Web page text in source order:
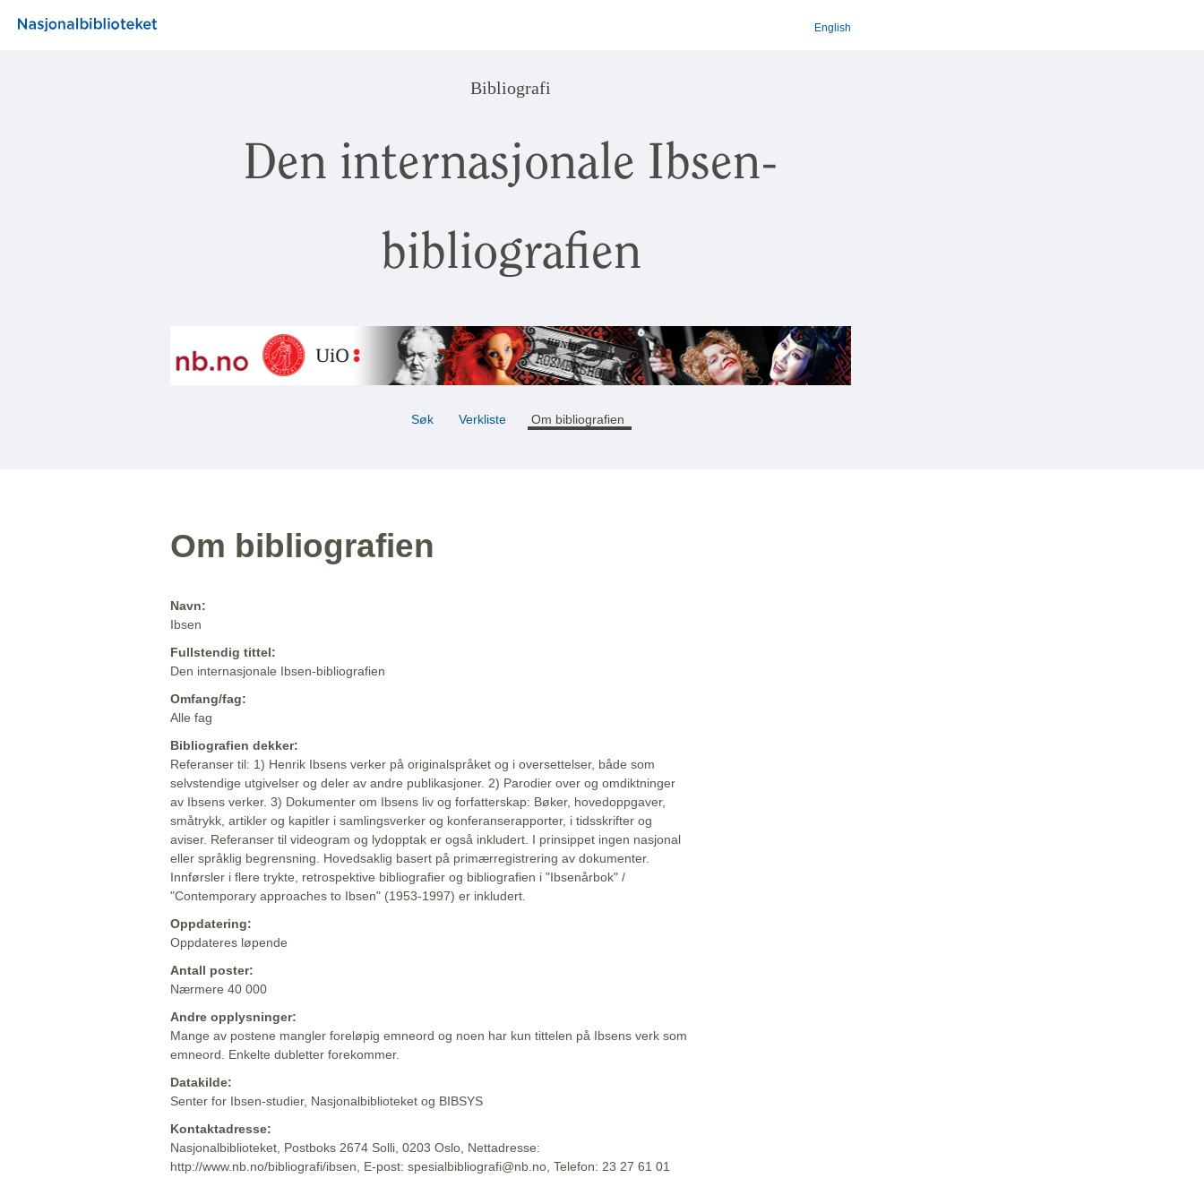
English
Bibliografi
Den internasjonale Ibsen-
bibliografien
Søk Verkliste Om bibliografien
Om bibliografien
Navn:
Ibsen
Fullstendig tittel:
Den internasjonale Ibsen-bibliografien
Omfang/fag:
Alle fag
Bibliografien dekker:
Referanser til: 1) Henrik Ibsens verker på originalspråket og i oversettelser, både som
selvstendige utgivelser og deler av andre publikasjoner. 2) Parodier over og omdiktninger
av Ibsens verker. 3) Dokumenter om Ibsens liv og forfatterskap: Bøker, hovedoppgaver,
småtrykk, artikler og kapitler i samlingsverker og konferanserapporter, i tidsskrifter og
aviser. Referanser til videogram og lydopptak er også inkludert. I prinsippet ingen nasjonal
eller språklig begrensning. Hovedsaklig basert på primærregistrering av dokumenter.
Innførsler i flere trykte, retrospektive bibliografier og bibliografien i "Ibsenårbok" /
"Contemporary approaches to Ibsen" (1953-1997) er inkludert.
Oppdatering:
Oppdateres løpende
Antall poster:
Nærmere 40 000
Andre opplysninger:
Mange av postene mangler foreløpig emneord og noen har kun tittelen på Ibsens verk som
emneord. Enkelte dubletter forekommer.
Datakilde:
Senter for Ibsen-studier, Nasjonalbiblioteket og BIBSYS
Kontaktadresse:
Nasjonalbiblioteket, Postboks 2674 Solli, 0203 Oslo, Nettadresse:
http://www.nb.no/bibliografi/ibsen, E-post: spesialbibliografi@nb.no, Telefon: 23 27 61 01